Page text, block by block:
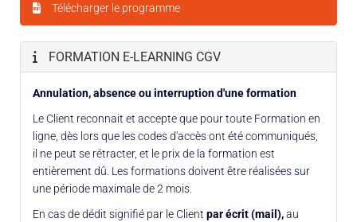
Télécharger le programme
FORMATION E-LEARNING CGV
Annulation, absence ou interruption d'une formation
Le Client reconnait et accepte que pour toute Formation en
ligne, dès lors que les codes d'accès ont été communiqués,
il ne peut se rétracter, et le prix de la formation est
entièrement dû. Les formations doivent être réalisées sur
une période maximale de 2 mois.
En cas de dédit signifié par le Client par écrit (mail),au